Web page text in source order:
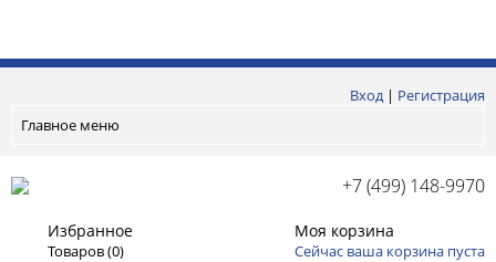
Вход| Регистрация
Главное меню
+7 (499) 148-9970
Избранное
Товаров (0)
Моя корзина
Сейчас ваша корзина пуста